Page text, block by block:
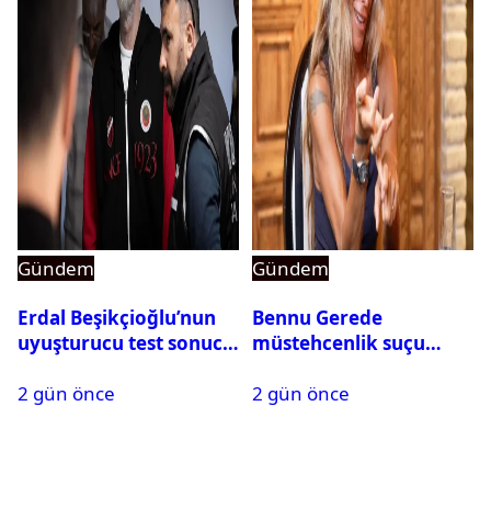
Gündem
Erdal Beşikçioğlu’nun
uyuşturucu test sonucu
2 gün önce
Gündem
Bennu Gerede
müstehcenlik suçu
alındı
2 gün önce